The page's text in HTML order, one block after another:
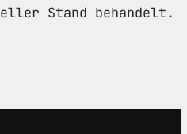
Stand behandelt.